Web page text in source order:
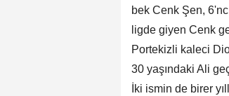
bek Cenk Şen,
ligde giyen Cenk
Portekizli kaleci
30 yaşındaki Ali
İki ismin de birer